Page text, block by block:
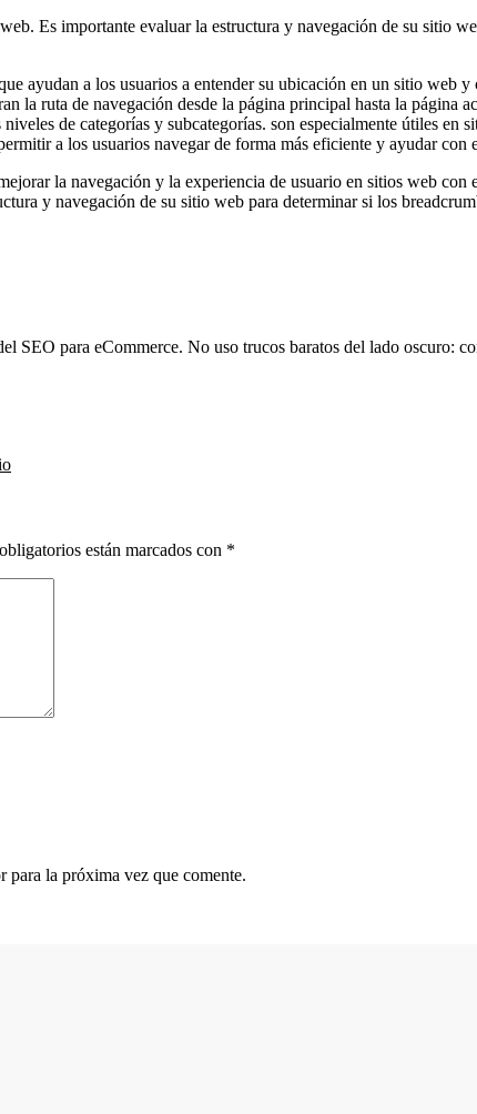
Es importante evaluar la estructura y navegación de su sitio
ayudan a los usuarios a entender su ubicación en un sitio web
la ruta de navegación desde la página principal hasta la
de categorías y subcategorías. son especialmente útiles
a los usuarios navegar de forma más eficiente y ayudar con
la navegación y la experiencia de usuario en sitios web con
y navegación de su sitio web para determinar si los
SEO para eCommerce. No uso trucos baratos del lado oscuro:
están marcados con *
para la próxima vez que comente.